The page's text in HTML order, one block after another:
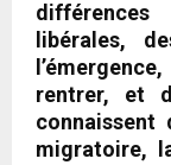
différences
libérales,
rentrer, et
connaissent
migratoire,